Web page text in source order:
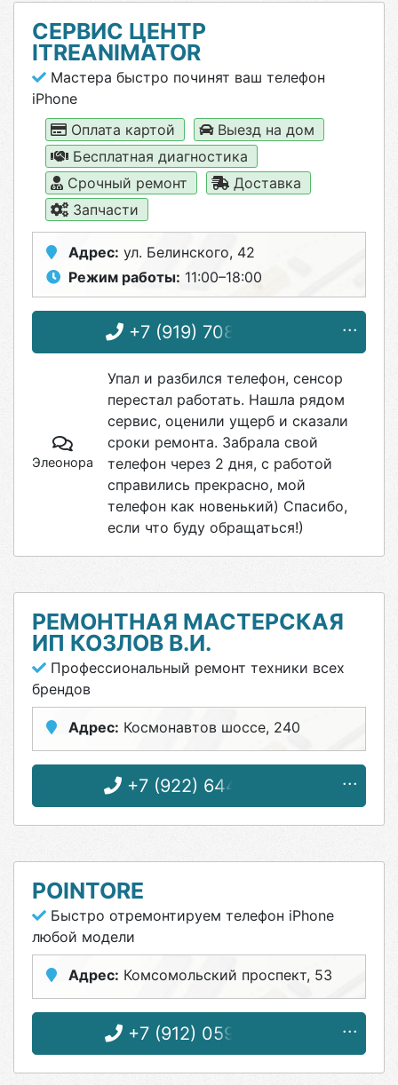
СЕРВИС ЦЕНТР
ITREANIMATOR
Мастера быстро починят ваш телефон
iPhone
Оплата картой
Выезд на дом
Бесплатная диагностика
Срочный ремонт
Доставка
Запчасти
Адрес: ул. Белинского, 42
Режим работы: 11:00–18:00
+7 (919) 708-48-10
Элеонора
Упал и разбился телефон, сенсор
перестал работать. Нашла рядом
сервис, оценили ущерб и сказали
сроки ремонта. Забрала свой
телефон через 2 дня, с работой
справились прекрасно, мой
телефон как новенький) Спасибо,
если что буду обращаться!)
РЕМОНТНАЯ МАСТЕРСКАЯ
ИП КОЗЛОВ В.И.
Профессиональный ремонт техники всех
брендов
Адрес: Космонавтов шоссе, 240
+7 (922) 644-16-48
POINTORE
Быстро отремонтируем телефон iPhone
любой модели
Адрес: Комсомольский проспект, 53
+7 (912) 059-99-90